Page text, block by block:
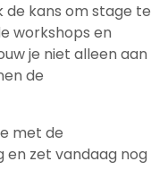
de kans om stage te
workshops en
je niet alleen aan
de
met de
en zet vandaag nog